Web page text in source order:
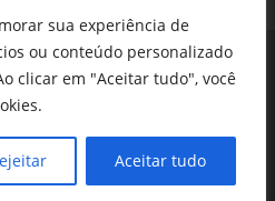
sua experiência de
ou conteúdo personalizado
clicar em "Aceitar tudo", você
Aceitar tudo
Ouvidoria
prestação de contas
L Edificio CFA - Asa Sul, Brasília -
3218-1800 | cfa@cfa.org.br |
Reserved | Powered by CFA